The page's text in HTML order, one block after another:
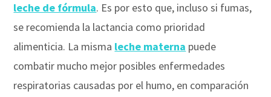
leche de fórmula. Es por esto que, incluso si fumas,
se recomienda la lactancia como prioridad
alimenticia. La misma leche materna puede
combatir mucho mejor posibles enfermedades
respiratorias causadas por el humo, en comparación